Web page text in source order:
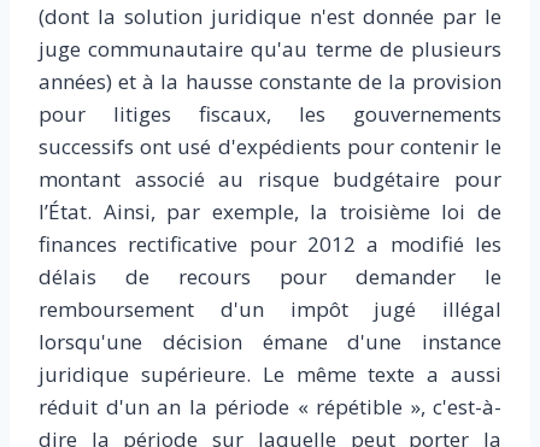
(dont la solution juridique n'est donnée par le
juge communautaire qu'au terme de plusieurs
années) et à la hausse constante de la provision
pour litiges fiscaux, les gouvernements
successifs ont usé d'expédients pour contenir le
montant associé au risque budgétaire pour
l’État. Ainsi, par exemple, la troisième loi de
finances rectificative pour 2012 a modifié les
délais de recours pour demander le
remboursement d'un impôt jugé illégal
lorsqu'une décision émane d'une instance
juridique supérieure. Le même texte a aussi
réduit d'un an la période « répétible », c'est-à-
dire la période sur laquelle peut porter la